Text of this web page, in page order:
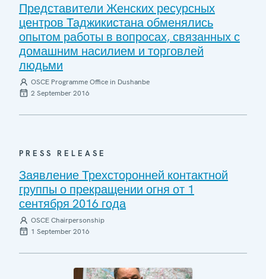
Представители Женских ресурсных
центров Таджикистана обменялись
опытом работы в вопросах, связанных с
домашним насилием и торговлей
людьми
OSCE Programme Office in Dushanbe
2 September 2016
PRESS RELEASE
Заявление Трехсторонней контактной
группы о прекращении огня от 1
сентября 2016 года
OSCE Chairpersonship
1 September 2016